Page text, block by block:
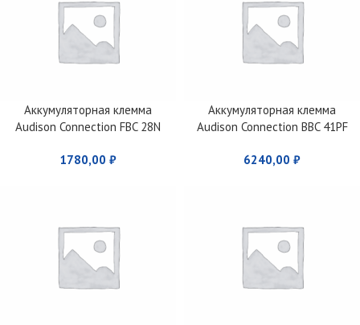
Аккумуляторная клемма
Audison Connection FBC 28N
1780,00 ₽
Аккумуляторная клемма
Audison Connection BBC 41PF
6240,00 ₽